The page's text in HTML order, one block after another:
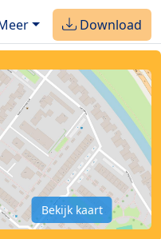
Download
Bekijk kaart